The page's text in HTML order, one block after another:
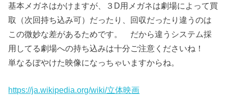
基本メガネはかけますが、３D用メガネは劇場によって買
取（次回持ち込み可）だったり、回収だったり違うのは
この微妙な差があるためです。 だから違うシステム採
用してる劇場への持ち込みは十分ご注意くださいね！
単なるぼやけた映像になっちゃいますからね。
https://ja.wikipedia.org/wiki/立体映画